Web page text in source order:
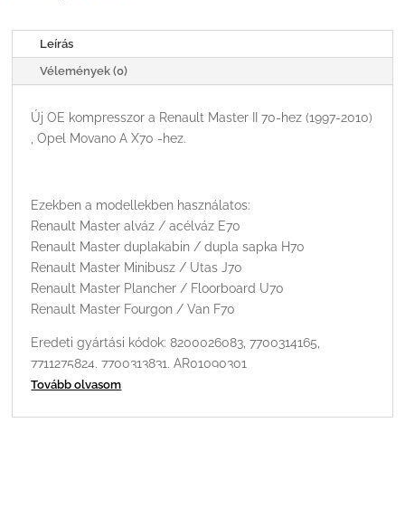
Leírás
Vélemények (0)
Új OE kompresszor a Renault Master II 70-hez (1997-2010)
, Opel Movano A X70 -hez.
Ezekben a modellekben használatos:
Renault Master alváz / acélváz E70
Renault Master duplakabin / dupla sapka H70
Renault Master Minibusz / Utas J70
Renault Master Plancher / Floorboard U70
Renault Master Fourgon / Van F70
Eredeti gyártási kódok: 8200026083, 7700314165,
7711275824, 7700313831, AR01090301
Dunlop: E216510011, E2 1651 00 11
Tovább olvasom